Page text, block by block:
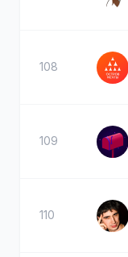
108
109
110